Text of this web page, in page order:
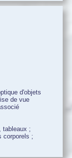
d'objets
de vue
tableaux ;
corporels ;